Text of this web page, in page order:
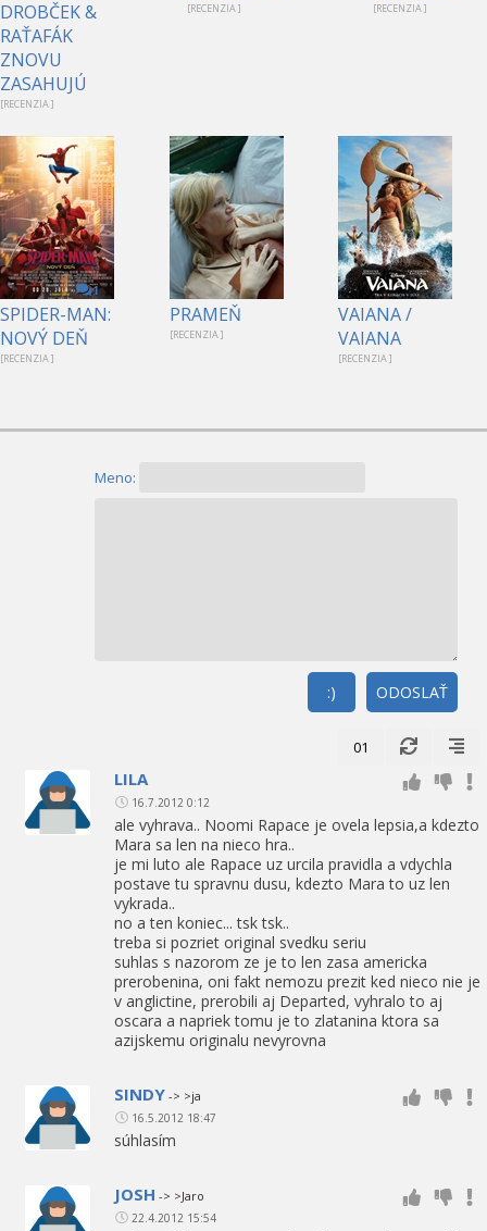
DROBČEK &
RAŤAFÁK
ZNOVU
ZASAHUJÚ
[RECENZIA ]
[RECENZIA ] [RECENZIA ]
1
SPIDER-MAN:
NOVÝ DEŇ
[RECENZIA ]
PRAMEŇ
[RECENZIA ]
VAIANA /
VAIANA
[RECENZIA ]
Meno:
ODOSLAŤ
:)
01
LILA
16.7.2012 0:12
ale vyhrava.. Noomi Rapace je ovela lepsia,a kdezto
Mara sa len na nieco hra..
je mi luto ale Rapace uz urcila pravidla a vdychla
postave tu spravnu dusu, kdezto Mara to uz len
vykrada..
no a ten koniec... tsk tsk..
treba si pozriet original svedku seriu
suhlas s nazorom ze je to len zasa americka
prerobenina, oni fakt nemozu prezit ked nieco nie je
v anglictine, prerobili aj Departed, vyhralo to aj
oscara a napriek tomu je to zlatanina ktora sa
azijskemu originalu nevyrovna
SINDY -> >ja
16.5.2012 18:47
súhlasím
JOSH -> >Jaro
22.4.2012 15:54